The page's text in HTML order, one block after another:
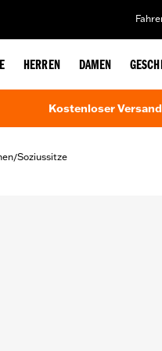
HERREN DAMEN
Kostenloser
/Soziussitze